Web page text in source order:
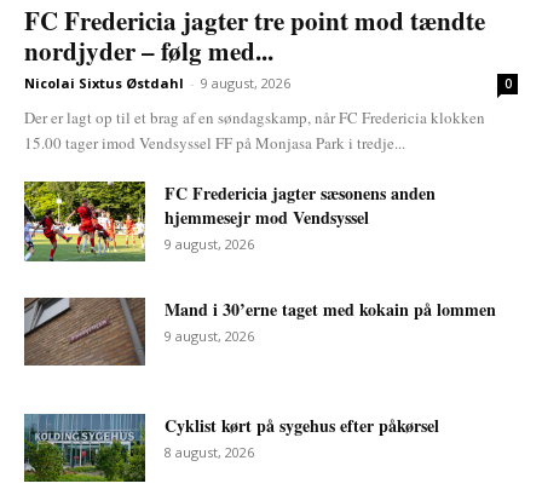
FC Fredericia jagter tre point mod tændte
nordjyder – følg med...
Nicolai Sixtus Østdahl - 9 august, 2026 0
Der er lagt op til et brag af en søndagskamp, når FC Fredericia klokken
15.00 tager imod Vendsyssel FF på Monjasa Park i tredje...
FC Fredericia jagter sæsonens anden
hjemmesejr mod Vendsyssel
9 august, 2026
Mand i 30’erne taget med kokain på lommen
9 august, 2026
Cyklist kørt på sygehus efter påkørsel
8 august, 2026